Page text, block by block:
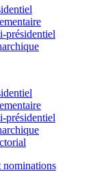
présidentiel
présidentiel
nominations